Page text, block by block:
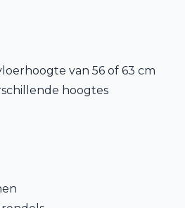
van 56 of 63 cm
hoogtes